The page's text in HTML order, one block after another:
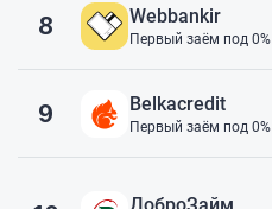
8 Webbankir
Первый заём под 0%
9 Belkacredit
Первый заём под 0%